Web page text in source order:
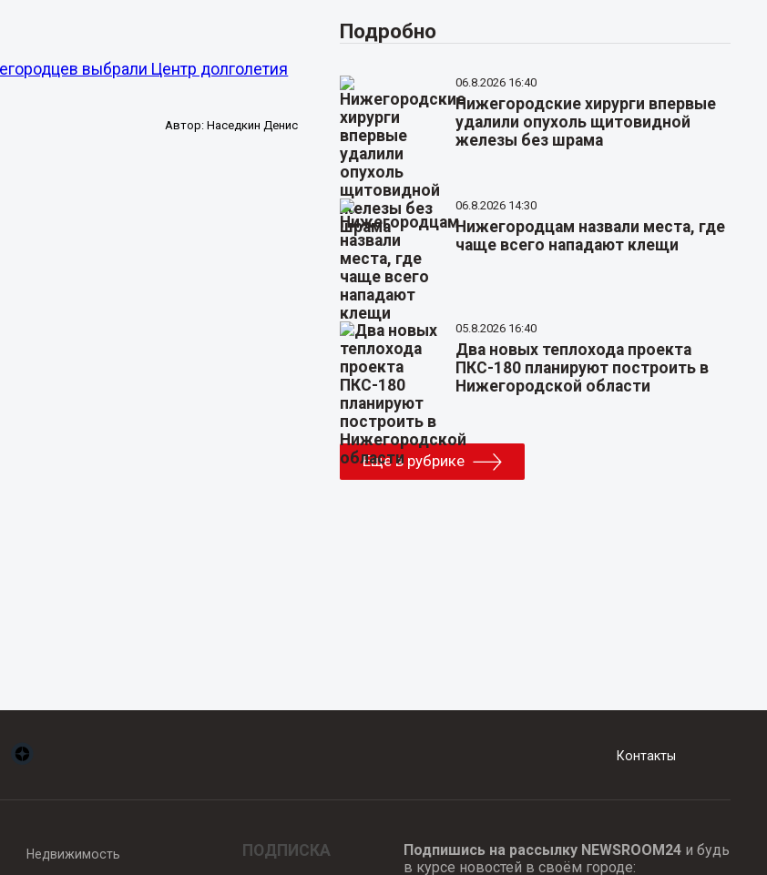
выбрали Центр долголетия
Автор: Наседкин Денис
Подробно
06.8.2026 16:40
Нижегородские хирурги впервые
удалили опухоль щитовидной
железы без шрама
06.8.2026 14:30
Нижегородцам назвали места, где
чаще всего нападают клещи
05.8.2026 16:40
Два новых теплохода проекта
ПКС-180 планируют построить в
Нижегородской области
Еще в рубрике
Контакты
Недвижимость ПОДПИСКА Подпишись на рассылку NEWSROOM24и будь
в курсе новостей в своём городе: